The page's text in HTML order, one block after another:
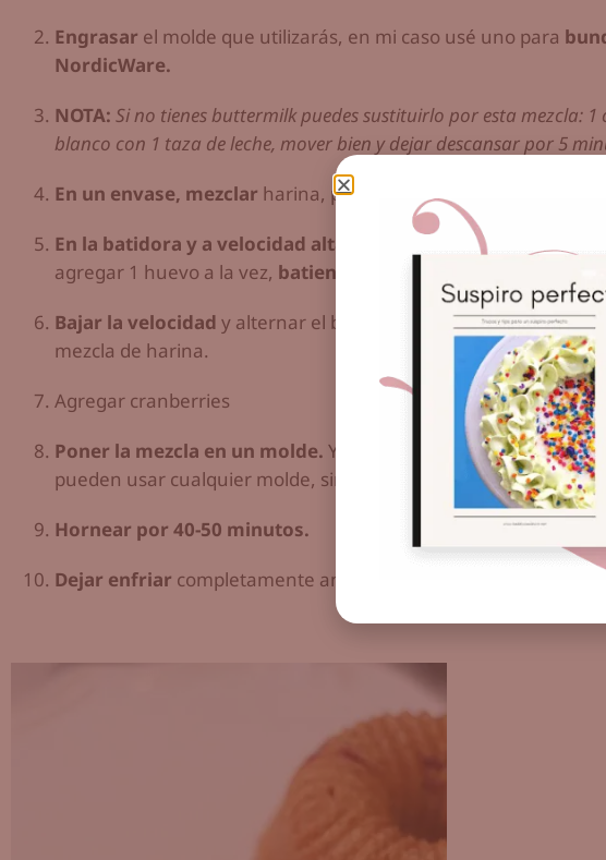
Engrasar el molde que utilizarás, en mi caso usé uno para
NordicWare.
NOTA: Si no tienes buttermilk puedes sustituirlo por esta mezcla:
blanco con 1 taza de leche, mover bien y dejar descansar por 5
En un envase, mezclar harina, polvo de hornear, baking soda y
En la batidora y a velocidad alta
poner a batir mantequilla y
agregar 1 huevo a la vez, batiendo entre uno y otro.
Bajar la velocidad y alternar el buttermilk (que preparaste con
mezcla de harina.
Agregar cranberries
Poner la mezcla en un molde. Yo usé unos moldes demini
pueden usar cualquier molde, simplemente llenarlo a la mitad.
Hornear por 40-50 minutos.
Dejar enfriar completamente antes de agregar el glaceado.